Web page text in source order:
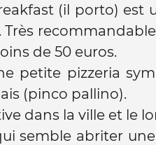
(il porto) est
Très
de 50 euros.
petite pizzeria
(pinco pallino).
dans la ville et le
semble abriter